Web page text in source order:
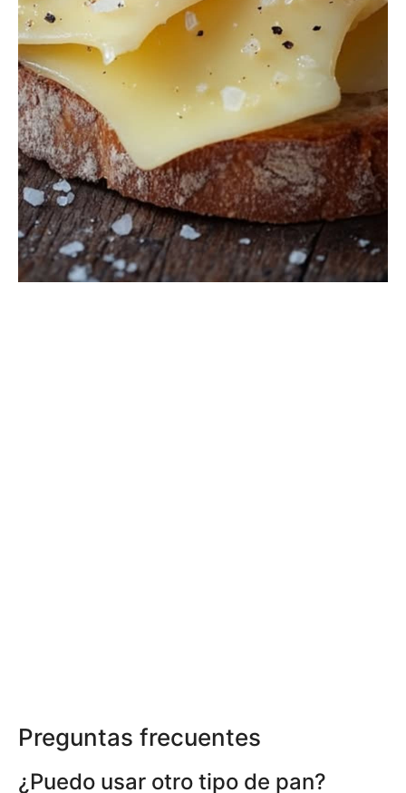
Preguntas frecuentes
¿Puedo usar otro tipo de pan?